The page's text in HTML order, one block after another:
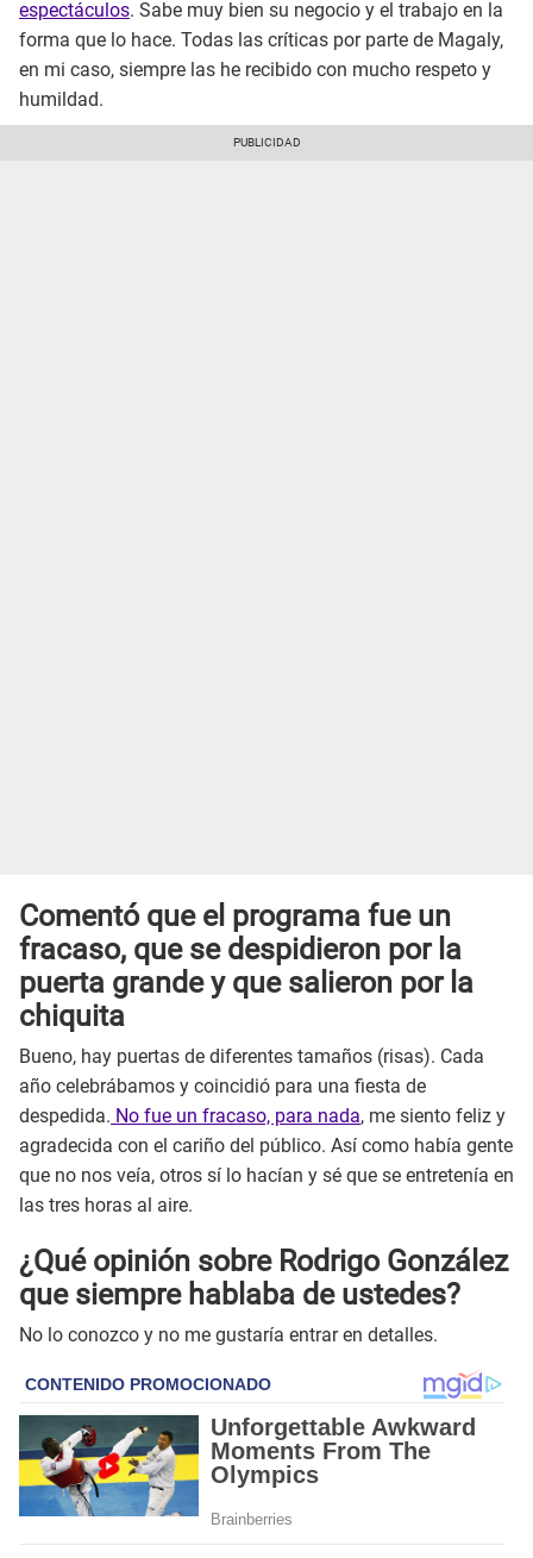
espectáculos. Sabe muy bien su negocio y el trabajo en la
forma que lo hace. Todas las críticas por parte de Magaly,
en mi caso, siempre las he recibido con mucho respeto y
humildad.
Comentó que el programa fue un
fracaso, que se despidieron por la
puerta grande y que salieron por la
chiquita
Bueno, hay puertas de diferentes tamaños (risas). Cada
año celebrábamos y coincidió para una fiesta de
despedida. No fue un fracaso, para nada, me siento feliz y
agradecida con el cariño del público. Así como había gente
que no nos veía, otros sí lo hacían y sé que se entretenía en
las tres horas al aire.
¿Qué opinión sobre Rodrigo González
que siempre hablaba de ustedes?
No lo conozco y no me gustaría entrar en detalles.